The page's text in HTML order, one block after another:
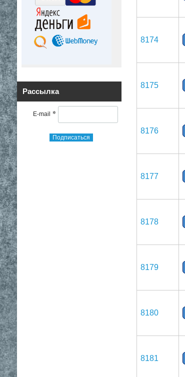
Рассылка
E-mail *
Подписаться
8174
8175
8176
8177
8178
8179
8180
8181